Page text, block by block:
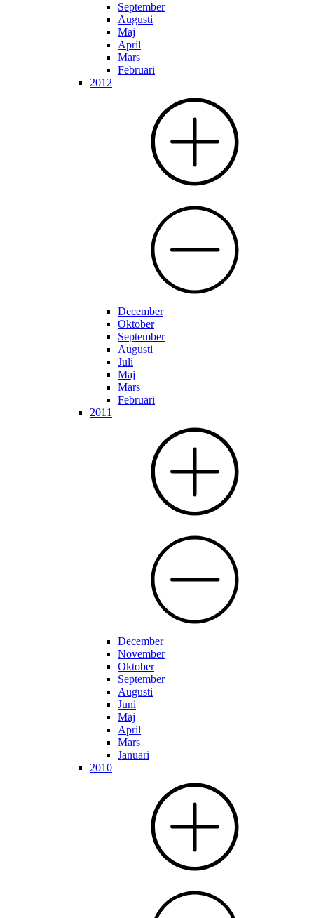
September
Augusti
Maj
April
Mars
Februari
2012
December
Oktober
September
Augusti
Juli
Maj
Mars
Februari
2011
December
November
Oktober
September
Augusti
Juni
Maj
April
Mars
Januari
2010